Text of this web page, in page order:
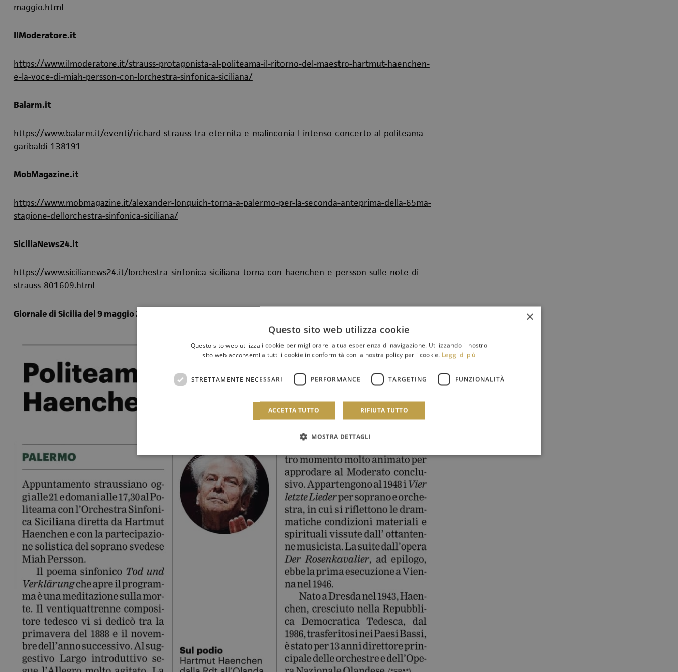
maggio.html
IlModeratore.it
https://www.ilmoderatore.it/strauss-protagonista-al-politeama-il-ritorno-del-maestro-hartmut-haenchen-
e-la-voce-di-miah-persson-con-lorchestra-sinfonica-siciliana/
Balarm.it
https://www.balarm.it/eventi/richard-strauss-tra-eternita-e-malinconia-l-intenso-concerto-al-politeama-
garibaldi-138191
MobMagazine.it
https://www.mobmagazine.it/alexander-lonquich-torna-a-palermo-per-la-seconda-anteprima-della-65ma-
stagione-dellorchestra-sinfonica-siciliana/
SiciliaNews24.it
https://www.sicilianews24.it/lorchestra-sinfonica-siciliana-torna-con-haenchen-e-persson-sulle-note-di-
strauss-801609.html
Giornale di Sicilia del 9 maggio 2025 (articolo di Sara Patera) ×
Questo sito web utilizza cookie
Questo sito web utilizza i cookie per migliorare la tua esperienza di navigazione. Utilizzando il nostro
sito web acconsenti a tutti i cookie in conformità con la nostra policy per i cookie. Leggi di più
STRETTAMENTE NECESSARI PERFORMANCE TARGETING FUNZIONALITÀ
ACCETTA TUTTO RIFIUTA TUTTO
MOSTRA DETTAGLI